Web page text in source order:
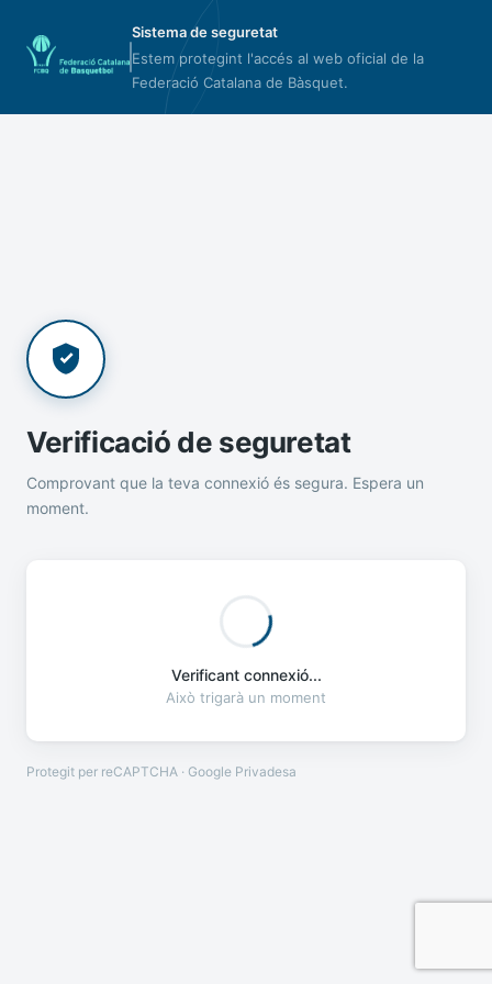
Sistema de seguretat
Estem protegint l'accés al web oficial de la
Federació Catalana de Bàsquet.
Verificació de seguretat
Comprovant que la teva connexió és segura. Espera un
moment.
Verificant connexió...
Això trigarà un moment
Protegit per reCAPTCHA · Google Privadesa